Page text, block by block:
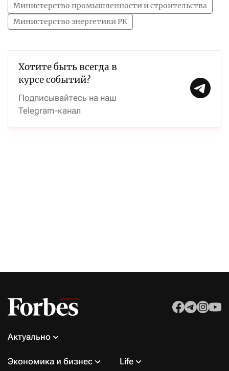
Министерство промышленности и строительства
Министерство энергетики РК
Хотите быть всегда в
курсе событий?
Подписывайтесь на наш
Telegram-канал
Актуально
Экономика и бизнес Life